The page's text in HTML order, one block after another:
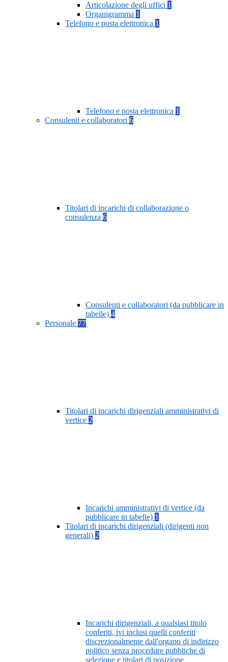
Articolazione degli uffici 1
Organigramma 1
Telefono e posta elettronica 1
Telefono e posta elettronica 1
Consulenti e collaboratori 6
Titolari di incarichi di collaborazione o
consulenza 6
Consulenti e collaboratori (da pubblicare in
tabelle) 4
Personale 77
Titolari di incarichi dirigenziali amministrativi di
vertice 2
Incarichi amministrativi di vertice (da
pubblicare in tabelle) 1
Titolari di incarichi dirigenziali (dirigenti non
generali) 2
Incarichi dirigenziali, a qualsiasi titolo
conferiti, ivi inclusi quelli conferiti
discrezionalmente dall'organo di indirizzo
politico senza procedure pubbliche di
selezione e titolari di posizione